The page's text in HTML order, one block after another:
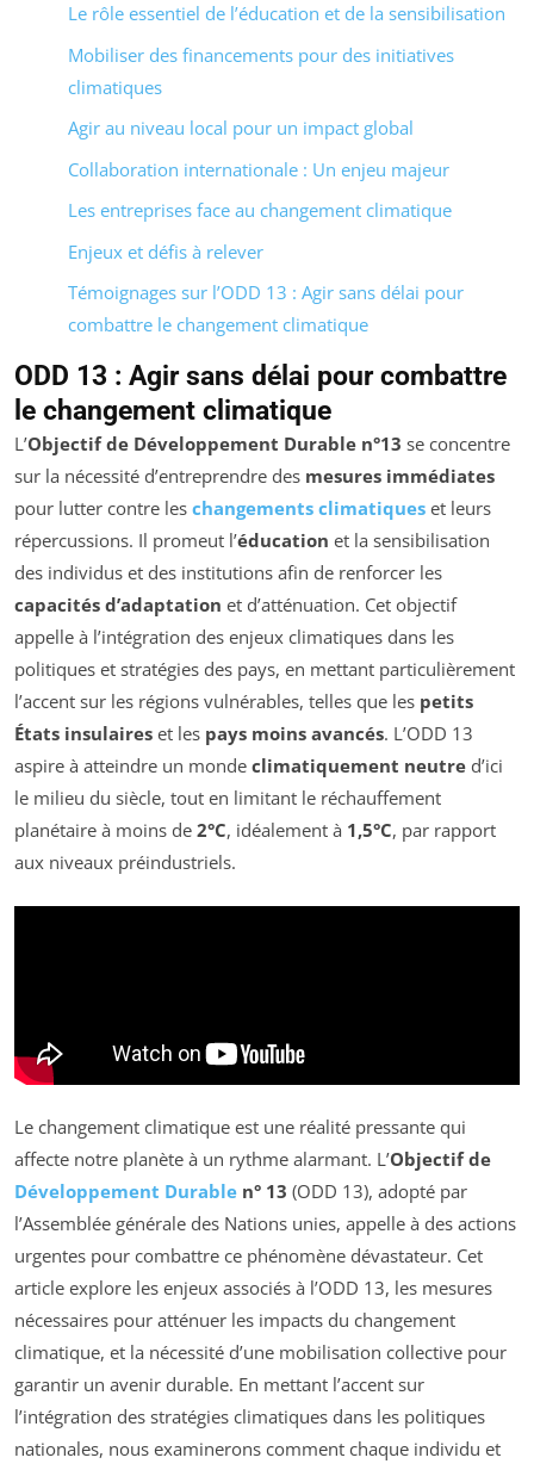
Le rôle essentiel de l’éducation et de la sensibilisation
Mobiliser des financements pour des initiatives
climatiques
Agir au niveau local pour un impact global
Collaboration internationale : Un enjeu majeur
Les entreprises face au changement climatique
Enjeux et défis à relever
Témoignages sur l’ODD 13 : Agir sans délai pour
combattre le changement climatique
ODD 13 : Agir sans délai pour combattre
le changement climatique
L’Objectif de Développement Durable n°13 se concentre
sur la nécessité d’entreprendre des mesures immédiates
pour lutter contre les changements climatiques et leurs
répercussions. Il promeut l’éducation et la sensibilisation
des individus et des institutions afin de renforcer les
capacités d’adaptation et d’atténuation. Cet objectif
appelle à l’intégration des enjeux climatiques dans les
politiques et stratégies des pays, en mettant particulièrement
l’accent sur les régions vulnérables, telles que les petits
États insulaires et les pays moins avancés. L’ODD 13
aspire à atteindre un monde climatiquement neutre d’ici
le milieu du siècle, tout en limitant le réchauffement
planétaire à moins de 2°C, idéalement à 1,5°C, par rapport
aux niveaux préindustriels.
Le changement climatique est une réalité pressante qui
affecte notre planète à un rythme alarmant. L’Objectif de
Développement Durable n° 13 (ODD 13), adopté par
l’Assemblée générale des Nations unies, appelle à des actions
urgentes pour combattre ce phénomène dévastateur. Cet
article explore les enjeux associés à l’ODD 13, les mesures
nécessaires pour atténuer les impacts du changement
climatique, et la nécessité d’une mobilisation collective pour
garantir un avenir durable. En mettant l’accent sur
l’intégration des stratégies climatiques dans les politiques
nationales, nous examinerons comment chaque individu et